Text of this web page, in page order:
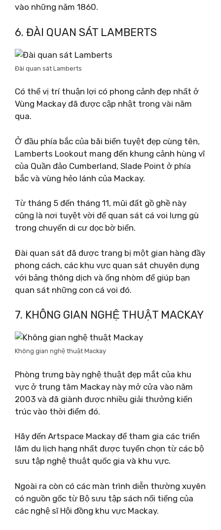
vào những năm 1860.
6. ĐÀI QUAN SÁT LAMBERTS
Đài quan sát Lamberts
Có thể vị trí thuận lợi có phong cảnh đẹp nhất ở
Vùng Mackay đã được cập nhật trong vài năm
qua.
Ở đầu phía bắc của bãi biển tuyệt đẹp cùng tên,
Lamberts Lookout mang đến khung cảnh hùng vĩ
của Quần đảo Cumberland, Slade Point ở phía
bắc và vùng hẻo lánh của Mackay.
Từ tháng 5 đến tháng 11, mũi đất gồ ghề này
cũng là nơi tuyệt vời để quan sát cá voi lưng gù
trong chuyến di cư dọc bờ biển.
Đài quan sát đã được trang bị một gian hàng đầy
phong cách, các khu vực quan sát chuyên dụng
với bảng thông dịch và ống nhòm để giúp bạn
quan sát những con cá voi đó.
7. KHÔNG GIAN NGHỆ THUẬT MACKAY
Không gian nghệ thuật Mackay
Phòng trưng bày nghệ thuật đẹp mắt của khu
vực ở trung tâm Mackay này mở cửa vào năm
2003 và đã giành được nhiều giải thưởng kiến ​​
trúc vào thời điểm đó.
Hãy đến Artspace Mackay để tham gia các triển
lãm du lịch hạng nhất được tuyển chọn từ các bộ
sưu tập nghệ thuật quốc gia và khu vực.
Ngoài ra còn có các màn trình diễn thường xuyên
có nguồn gốc từ Bộ sưu tập sách nổi tiếng của
các nghệ sĩ Hội đồng khu vực Mackay.